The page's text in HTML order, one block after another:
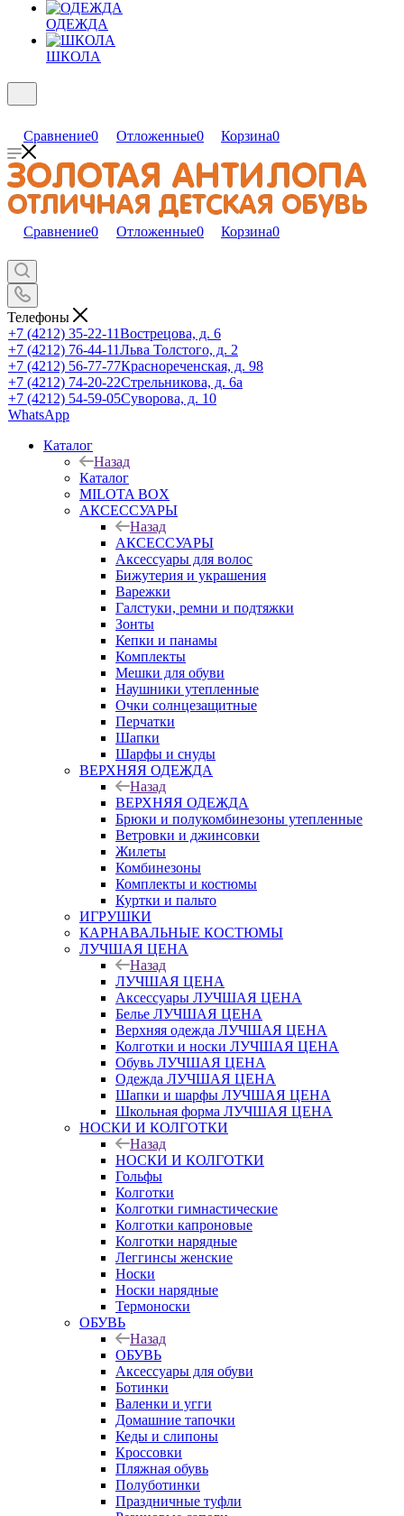
ОДЕЖДА
ШКОЛА
Сравнение0 Отложенные0 Корзина0
Сравнение0 Отложенные0 Корзина0
Телефоны
+7 (4212) 35-22-11Вострецова, д. 6
+7 (4212) 76-44-11Льва Толстого, д. 2
+7 (4212) 56-77-77Краснореченская, д. 98
+7 (4212) 74-20-22Стрельникова, д. 6а
+7 (4212) 54-59-05Суворова, д. 10
WhatsApp
Каталог
Назад
Каталог
MILOTA BOX
АКСЕССУАРЫ
Назад
АКСЕССУАРЫ
Аксессуары для волос
Бижутерия и украшения
Варежки
Галстуки, ремни и подтяжки
Зонты
Кепки и панамы
Комплекты
Мешки для обуви
Наушники утепленные
Очки солнцезащитные
Перчатки
Шапки
Шарфы и снуды
ВЕРХНЯЯ ОДЕЖДА
Назад
ВЕРХНЯЯ ОДЕЖДА
Брюки и полукомбинезоны утепленные
Ветровки и джинсовки
Жилеты
Комбинезоны
Комплекты и костюмы
Куртки и пальто
ИГРУШКИ
КАРНАВАЛЬНЫЕ КОСТЮМЫ
ЛУЧШАЯ ЦЕНА
Назад
ЛУЧШАЯ ЦЕНА
Аксессуары ЛУЧШАЯ ЦЕНА
Белье ЛУЧШАЯ ЦЕНА
Верхняя одежда ЛУЧШАЯ ЦЕНА
Колготки и носки ЛУЧШАЯ ЦЕНА
Обувь ЛУЧШАЯ ЦЕНА
Одежда ЛУЧШАЯ ЦЕНА
Шапки и шарфы ЛУЧШАЯ ЦЕНА
Школьная форма ЛУЧШАЯ ЦЕНА
НОСКИ И КОЛГОТКИ
Назад
НОСКИ И КОЛГОТКИ
Гольфы
Колготки
Колготки гимнастические
Колготки капроновые
Колготки нарядные
Леггинсы женские
Носки
Носки нарядные
Термоноски
ОБУВЬ
Назад
ОБУВЬ
Аксессуары для обуви
Ботинки
Валенки и угги
Домашние тапочки
Кеды и слипоны
Кроссовки
Пляжная обувь
Полуботинки
Праздничные туфли